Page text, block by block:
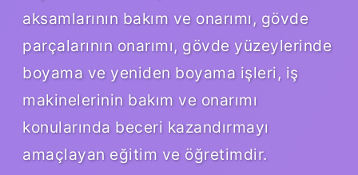
aksamlarının bakım ve onarımı, gövde
parçalarının onarımı, gövde yüzeylerinde
boyama ve yeniden boyama işleri, iş
makinelerinin bakım ve onarımı
konularında beceri kazandırmayı
amaçlayan eğitim ve öğretimdir.